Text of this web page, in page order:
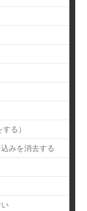
る）
みを消去する